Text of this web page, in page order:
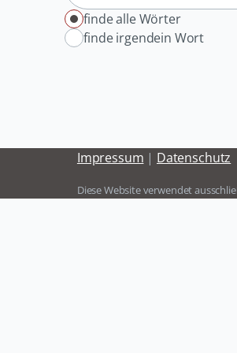
Optionen
finde alle Wörter
finde irgendein Wort
Impressum | Datenschutz
Diese Website verwendet